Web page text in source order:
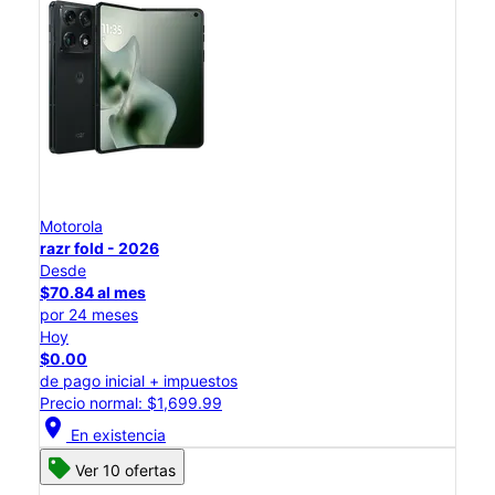
Motorola
razr fold - 2026
Desde
$70.84 al mes
por 24 meses
Hoy
$0.00
de pago inicial + impuestos
Precio normal: $1,699.99
location_on En existencia
Ver 10 ofertas